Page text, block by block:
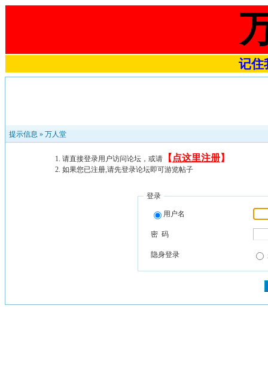
记住
提示信息 » 万人堂
请直接登录用户访问论坛，或请 【 点这里注册】
如果您已注册,请先登录论坛即可游览帖子
登录
用户名
密 码
隐身登录